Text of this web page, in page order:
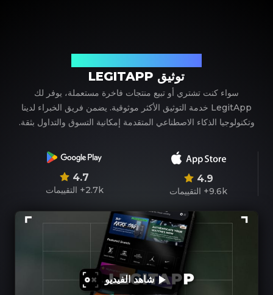
توثيق LEGITAPP
سواء كنت تشتري أو تبيع منتجات فاخرة مستعملة، يوفر لك
LegitApp خدمة التوثيق الأكثر موثوقية. يضمن فريق الخبراء لدينا
وتكنولوجيا الذكاء الاصطناعي المتقدمة إمكانية التسوق والتداول بثقة.
4.9
9.6k+ التقييمات
4.7
2.7k+ التقييمات
شاهد الفيديو